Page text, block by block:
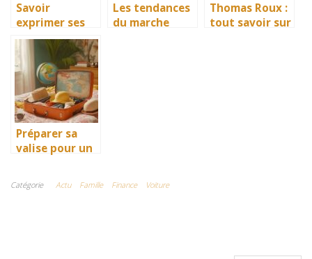
Savoir
exprimer ses
passions :
Comment faire
?
Les tendances
du marche
Thomas Roux :
tout savoir sur
Préparer sa
valise pour un
Nantes à Fort-
de-France : les
Catégorie Actu Famille Finance Voiture